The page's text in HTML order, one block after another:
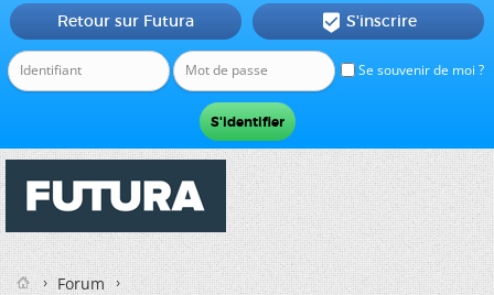
Se souvenir de moi ?
Retour sur Futura  S'inscrire
Forum